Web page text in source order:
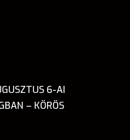
6-AI
– KÖRÖS